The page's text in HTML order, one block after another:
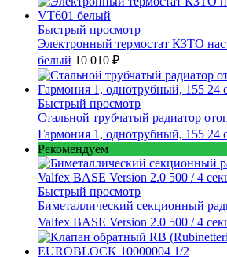
Быстрый просмотр
Электронный термостат КЗТО
белый 10 010 ₽
Быстрый просмотр
Стальной трубчатый радиатор
Гармония 1, однотрубный, 155 24
Рекомендуем
Быстрый просмотр
Биметаллический секционный
Valfex BASE Version 2.0 500 / 4